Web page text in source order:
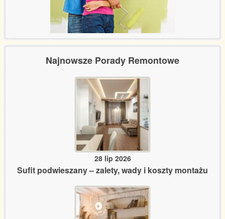
Najnowsze Porady Remontowe
28 lip 2026
Sufit podwieszany – zalety, wady i koszty montażu